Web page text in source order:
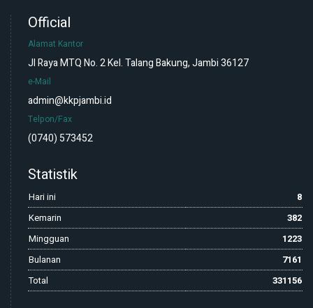
Official
Alamat Kantor
Jl Raya MTQ No. 2 Kel. Talang Bakung, Jambi 36127
e-Mail
admin@kkpjambi.id
Telpon/Fax
(0740) 573452
Statistik
Hari ini
8
Kemarin
382
Mingguan
1223
Bulanan
7161
Total
331156